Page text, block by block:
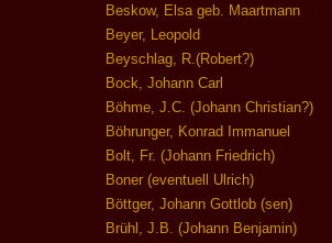
Beskow, Elsa geb. Maartmann
Beyer, Leopold
Beyschlag, R.(Robert?)
Bock, Johann Carl
Böhme, J.C. (Johann Christian?)
Böhrunger, Konrad Immanuel
Bolt, Fr. (Johann Friedrich)
Boner (eventuell Ulrich)
Böttger, Johann Gottlob (sen)
Brühl, J.B. (Johann Benjamin)